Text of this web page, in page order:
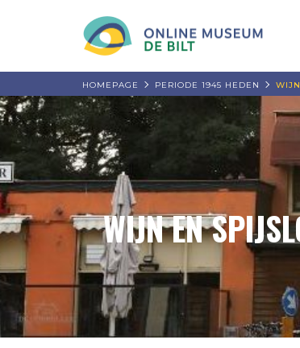
HOMEPAGE PERIODE 1945 HEDEN
WIJN EN